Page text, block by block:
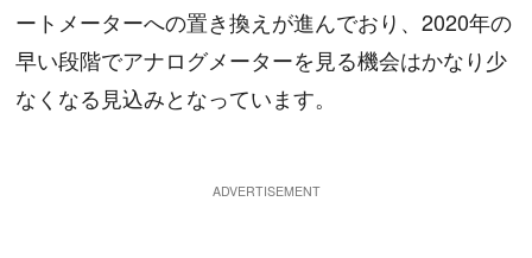
ートメーターへの置き換えが進んでおり、2020年の
早い段階でアナログメーターを見る機会はかなり少
なくなる見込みとなっています。